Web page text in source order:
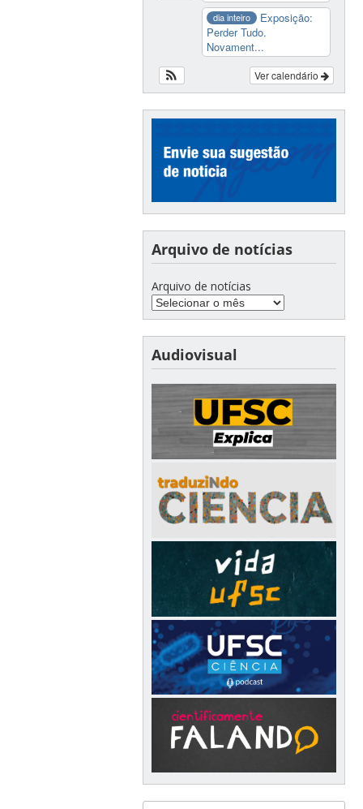
dia inteiro
Exposição:
Perder Tudo.
Novament...
Ver calendário
Arquivo de notícias
Arquivo de notícias
Audiovisual